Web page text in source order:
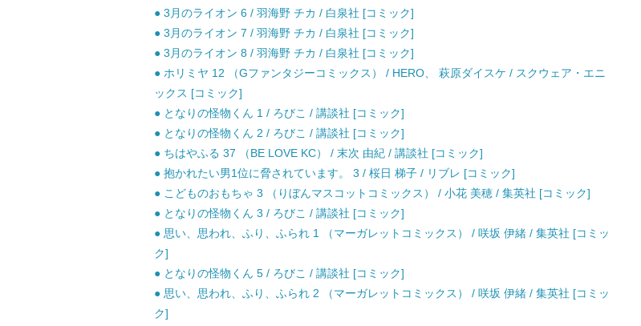
● 3月のライオン 6 / 羽海野 チカ / 白泉社 [コミック]
● 3月のライオン 7 / 羽海野 チカ / 白泉社 [コミック]
● 3月のライオン 8 / 羽海野 チカ / 白泉社 [コミック]
● ホリミヤ 12 （Gファンタジーコミックス） / HERO、 萩原ダイスケ / スクウェア・エニ
ックス [コミック]
● となりの怪物くん 1 / ろびこ / 講談社 [コミック]
● となりの怪物くん 2 / ろびこ / 講談社 [コミック]
● ちはやふる 37 （BE LOVE KC） / 末次 由紀 / 講談社 [コミック]
● 抱かれたい男1位に脅されています。 3 / 桜日 梯子 / リブレ [コミック]
● こどものおもちゃ 3 （りぼんマスコットコミックス） / 小花 美穂 / 集英社 [コミック]
● となりの怪物くん 3 / ろびこ / 講談社 [コミック]
● 思い、思われ、ふり、ふられ 1 （マーガレットコミックス） / 咲坂 伊緒 / 集英社 [コミッ
ク]
● となりの怪物くん 5 / ろびこ / 講談社 [コミック]
● 思い、思われ、ふり、ふられ 2 （マーガレットコミックス） / 咲坂 伊緒 / 集英社 [コミッ
ク]